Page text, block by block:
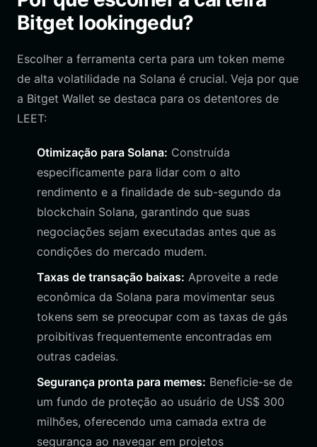
Bitget lookingedu?
Escolher a ferramenta certa para um token meme
de alta volatilidade na Solana é crucial. Veja por que
a Bitget Wallet se destaca para os detentores de
LEET:
Otimização para Solana: Construída
especificamente para lidar com o alto
rendimento e a finalidade de sub-segundo da
blockchain Solana, garantindo que suas
negociações sejam executadas antes que as
condições do mercado mudem.
Taxas de transação baixas: Aproveite a rede
econômica da Solana para movimentar seus
tokens sem se preocupar com as taxas de gás
proibitivas frequentemente encontradas em
outras cadeias.
Segurança pronta para memes: Beneficie-se de
um fundo de proteção ao usuário de US$ 300
milhões, oferecendo uma camada extra de
segurança ao navegar em projetos